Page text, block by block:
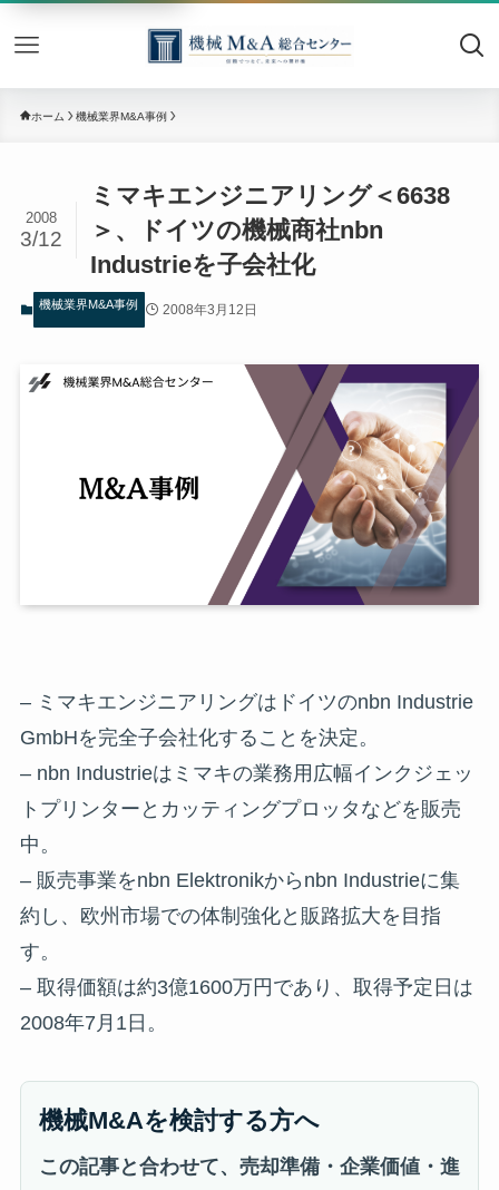
機械
ホーム 機械業界M&A事例
ミマキエンジニアリング＜6638
＞、ドイツの機械商社nbn
Industrieを子会社化
2008
3/12
機械業界M&A事例 2008年3月12日
– ミマキエンジニアリングはドイツのnbn Industrie
GmbHを完全子会社化することを決定。
– nbn Industrieはミマキの業務用広幅インクジェッ
トプリンターとカッティングプロッタなどを販売
中。
– 販売事業をnbn Elektronikからnbn Industrieに集
約し、欧州市場での体制強化と販路拡大を目指
す。
– 取得価額は約3億1600万円であり、取得予定日は
2008年7月1日。
機械M&Aを検討する方へ
この記事と合わせて、売却準備・企業価値・進